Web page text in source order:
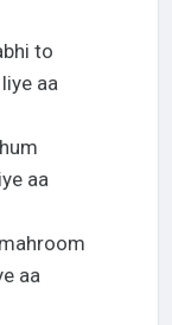
to
aa
aa
aa